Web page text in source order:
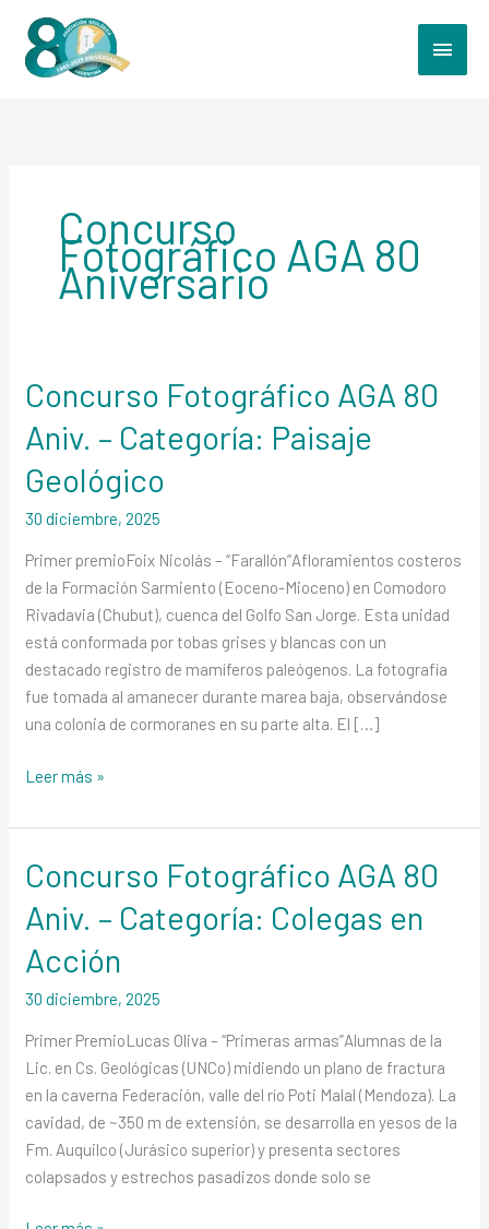
contenido
Concurso
Fotográfico AGA 80
Aniversario
Concurso Fotográfico AGA 80
Aniv. – Categoría: Paisaje
Geológico
30 diciembre, 2025
Primer premioFoix Nicolás – “Farallón”Afloramientos costeros
de la Formación Sarmiento (Eoceno-Mioceno) en Comodoro
Rivadavia (Chubut), cuenca del Golfo San Jorge. Esta unidad
está conformada por tobas grises y blancas con un
destacado registro de mamíferos paleógenos. La fotografía
fue tomada al amanecer durante marea baja, observándose
una colonia de cormoranes en su parte alta. El […]
Concurso
Fotográfico
AGA
80
Aniv.
–
Leer más »
Concurso Fotográfico AGA 80
Aniv. – Categoría: Colegas en
Acción
30 diciembre, 2025
Primer PremioLucas Oliva – “Primeras armas”Alumnas de la
Lic. en Cs. Geológicas (UNCo) midiendo un plano de fractura
en la caverna Federación, valle del río Poti Malal (Mendoza). La
cavidad, de ~350 m de extensión, se desarrolla en yesos de la
Fm. Auquilco (Jurásico superior) y presenta sectores
colapsados y estrechos pasadizos donde solo se
Concurso
Fotográfico
AGA
80
Aniv.
–